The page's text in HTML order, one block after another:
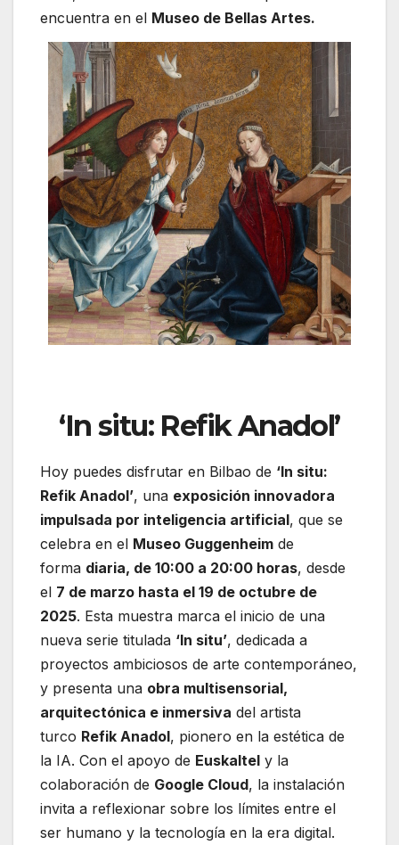
encuentra en el Museo de Bellas Artes.
‘In situ: Refik Anadol’
Hoy puedes disfrutar en Bilbao de ‘In situ:
Refik Anadol’, una exposición innovadora
impulsada por inteligencia artificial, que se
celebra en el Museo Guggenheim de
forma diaria, de 10:00 a 20:00 horas, desde
el 7 de marzo hasta el 19 de octubre de
2025. Esta muestra marca el inicio de una
nueva serie titulada ‘In situ’, dedicada a
proyectos ambiciosos de arte contemporáneo,
y presenta una obra multisensorial,
arquitectónica e inmersiva del artista
turco Refik Anadol, pionero en la estética de
la IA. Con el apoyo de Euskaltel y la
colaboración de Google Cloud, la instalación
invita a reflexionar sobre los límites entre el
ser humano y la tecnología en la era digital.